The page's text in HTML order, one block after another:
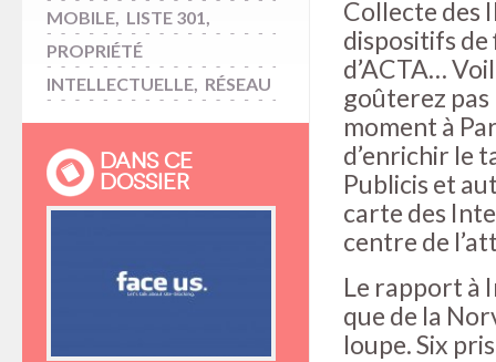
Collecte des
dispositifs de
d’ACTA…
goûterez pas
moment à
d’enrichir le
Publicis et
carte des
centre de
Le rapport à
que de la
loupe. Six
MOBILE LISTE 301
PROPRIÉTÉ
INTELLECTUELLE RÉSEAU
DANS CE
DOSSIER